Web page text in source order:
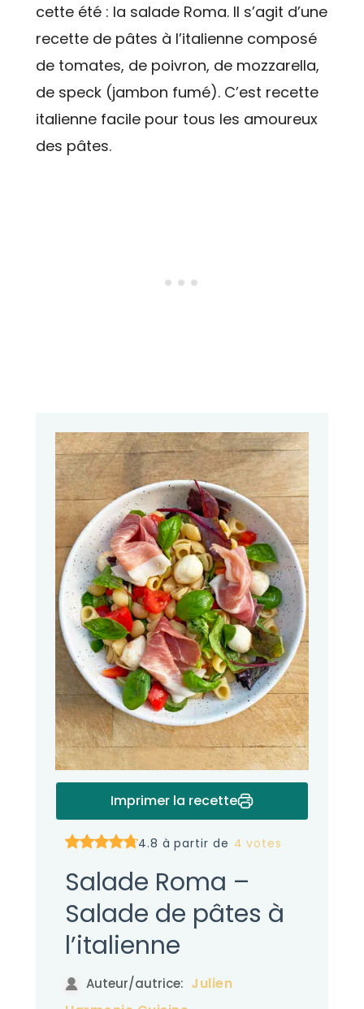
cette été : la salade Roma. Il s’agit d’une
recette de pâtes à l’italienne composé
de tomates, de poivron, de mozzarella,
de speck (jambon fumé). C’est recette
italienne facile pour tous les amoureux
des pâtes.
Imprimer la recette
4.8 à partir de 4 votes
Salade Roma –
Salade de pâtes à
l’italienne
Auteur/autrice: Julien